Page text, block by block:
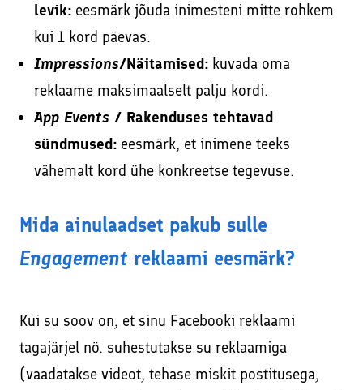
levik:eesmärk jõuda inimesteni mitte rohkem
kui 1 kord päevas.
Impressions/Näitamised:kuvada oma
reklaame maksimaalselt palju kordi.
App Events / Rakenduses tehtavad
sündmused:eesmärk, et inimene teeks
vähemalt kord ühe konkreetse tegevuse.
Mida ainulaadset pakub sulle
Engagementreklaami eesmärk?
Kui su soov on, et sinu Facebooki reklaami
tagajärjel nö. suhestutakse su reklaamiga
(vaadatakse videot, tehase miskit postitusega,